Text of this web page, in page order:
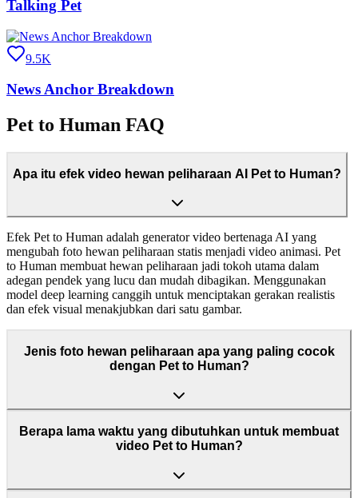
Talking Pet
9.5K
News Anchor Breakdown
Pet to Human FAQ
Apa itu efek video hewan peliharaan AI Pet to Human?
Efek Pet to Human adalah generator video bertenaga AI yang
mengubah foto hewan peliharaan statis menjadi video animasi. Pet
to Human membuat hewan peliharaan jadi tokoh utama dalam
adegan pendek yang lucu dan mudah dibagikan. Menggunakan
model deep learning canggih untuk menciptakan gerakan realistis
dan efek visual menakjubkan dari satu gambar.
Jenis foto hewan peliharaan apa yang paling cocok
dengan Pet to Human?
Berapa lama waktu yang dibutuhkan untuk membuat
video Pet to Human?